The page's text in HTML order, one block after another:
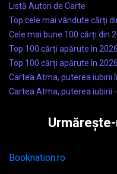
Listă Autori de Carte
Top cele mai vândute cărți
Cele mai bune 100 cărți din
Top 100 cărți apărute în 2026
Top 100 cărți apărute în 2026
Cartea Atma, puterea iubirii
Cartea Atma, puterea iubirii
Booknation.ro